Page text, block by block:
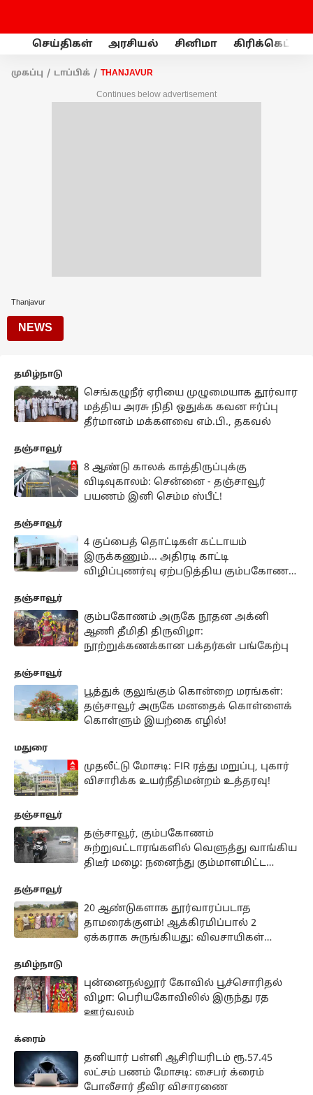
செய்திகள் அரசியல் சினிமா கிரிக்கெட்
முகப்பு டாப்பிக் THANJAVUR
Continues below advertisement
Thanjavur
NEWS
தமிழ்நாடு
செங்கழுநீர் ஏரியை முழுமையாக தூர்வார
மத்திய அரசு நிதி ஒதுக்க கவன ஈர்ப்பு
தீர்மானம் மக்களவை எம்.பி., தகவல்
தஞ்சாவூர்
8 ஆண்டு காலக் காத்திருப்புக்கு
விடிவுகாலம்: சென்னை - தஞ்சாவூர்
பயணம் இனி செம்ம ஸ்பீட்!
தஞ்சாவூர்
4 குப்பைத் தொட்டிகள் கட்டாயம்
இருக்கணும்... அதிரடி காட்டி
விழிப்புணர்வு ஏற்படுத்திய கும்பகோணம்
தஞ்சாவூர்
கும்பகோணம் அருகே நூதன அக்னி
ஆணி தீமிதி திருவிழா:
நூற்றுக்கணக்கான பக்தர்கள் பங்கேற்பு
தஞ்சாவூர்
பூத்துக் குலுங்கும் கொன்றை மரங்கள்:
தஞ்சாவூர் அருகே மனதைக் கொள்ளைக்
கொள்ளும் இயற்கை எழில்!
மதுரை
முதலீட்டு மோசடி: FIR ரத்து மறுப்பு, புகார்
விசாரிக்க உயர்நீதிமன்றம் உத்தரவு!
தஞ்சாவூர்
தஞ்சாவூர், கும்பகோணம்
சுற்றுவட்டாரங்களில் வெளுத்து வாங்கிய
திடீர் மழை: நனைந்து கும்மாளமிட்ட
தஞ்சாவூர்
20 ஆண்டுகளாக தூர்வாரப்படாத
தாமரைக்குளம்! ஆக்கிரமிப்பால் 2
ஏக்கராக சுருங்கியது: விவசாயிகள்
தமிழ்நாடு
புன்னைநல்லூர் கோவில் பூச்சொரிதல்
விழா: பெரியகோவிலில் இருந்து ரத
ஊர்வலம்
க்ரைம்
தனியார் பள்ளி ஆசிரியரிடம் ரூ.57.45
லட்சம் பணம் மோசடி: சைபர் க்ரைம்
போலீசார் தீவிர விசாரணை